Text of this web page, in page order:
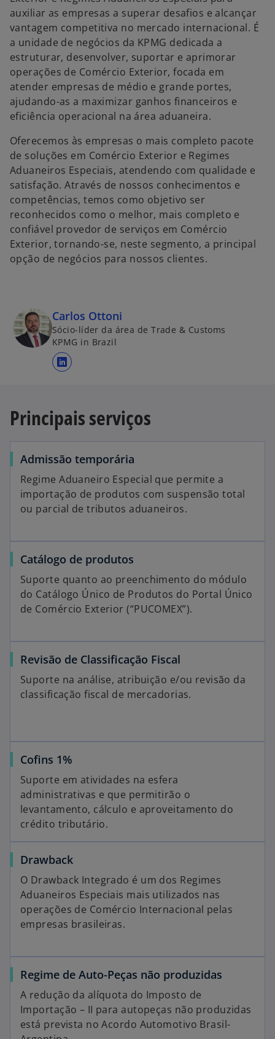
auxiliar as empresas a superar desafios e alcançar
vantagem competitiva no mercado internacional. É
a unidade de negócios da KPMG dedicada a
estruturar, desenvolver, suportar e aprimorar
operações de Comércio Exterior, focada em
atender empresas de médio e grande portes,
ajudando-as a maximizar ganhos financeiros e
eficiência operacional na área aduaneira.
Oferecemos às empresas o mais completo pacote
de soluções em Comércio Exterior e Regimes
Aduaneiros Especiais, atendendo com qualidade e
satisfação. Através de nossos conhecimentos e
competências, temos como objetivo ser
reconhecidos como o melhor, mais completo e
confiável provedor de serviços em Comércio
Exterior, tornando-se, neste segmento, a principal
opção de negócios para nossos clientes.
Carlos Ottoni
Sócio-líder da área de Trade & Customs
KPMG in Brazil
a
e
e
m
u
m
a
n
o
a
g
u
i
a
Principais serviços
Admissão temporária
Regime Aduaneiro Especial que permite a
importação de produtos com suspensão total
ou parcial de tributos aduaneiros.
Catálogo de produtos
Suporte quanto ao preenchimento do módulo
do Catálogo Único de Produtos do Portal Único
de Comércio Exterior (“PUCOMEX”).
Revisão de Classificação Fiscal
Suporte na análise, atribuição e/ou revisão da
classificação fiscal de mercadorias.
Cofins 1%
Suporte em atividades na esfera
administrativas e que permitirão o
levantamento, cálculo e aproveitamento do
crédito tributário.
Drawback
O Drawback Integrado é um dos Regimes
Aduaneiros Especiais mais utilizados nas
operações de Comércio Internacional pelas
empresas brasileiras.
Regime de Auto-Peças não produzidas
A redução da alíquota do Imposto de
Importação – II para autopeças não produzidas
está prevista no Acordo Automotivo Brasil-